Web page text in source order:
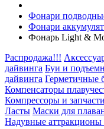
Фонари
Фонари
Фонарь Light &
Распродажа!!!
дайвинга Буи и
дайвинга Герметичные
Компенсаторы
Компрессоры и
Ласты Маски для
Надувные